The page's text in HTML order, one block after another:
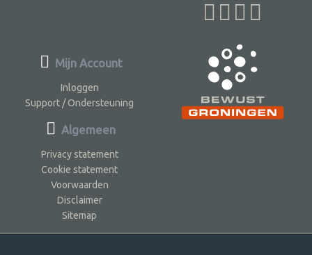
Mijn Account
Inloggen
Support / Ondersteuning
Algemeen
Privacy statement
Cookie statement
Voorwaarden
Disclaimer
Sitemap